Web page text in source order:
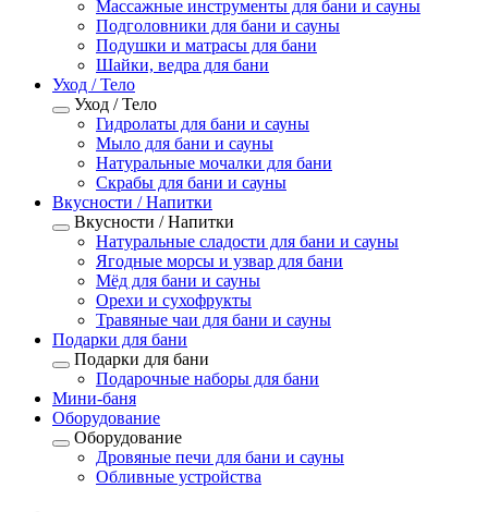
Массажные инструменты для бани и сауны
Подголовники для бани и сауны
Подушки и матрасы для бани
Шайки, ведра для бани
Уход / Тело
Уход / Тело
Гидролаты для бани и сауны
Мыло для бани и сауны
Натуральные мочалки для бани
Скрабы для бани и сауны
Вкусности / Напитки
Вкусности / Напитки
Натуральные сладости для бани и сауны
Ягодные морсы и узвар для бани
Мёд для бани и сауны
Орехи и сухофрукты
Травяные чаи для бани и сауны
Подарки для бани
Подарки для бани
Подарочные наборы для бани
Мини-баня
Оборудование
Оборудование
Дровяные печи для бани и сауны
Обливные устройства